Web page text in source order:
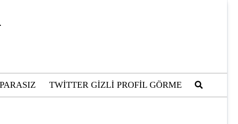
TWITTER GIZLI PROFIL GÖRME